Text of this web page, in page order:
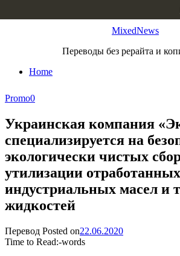
MixedNews
Переводы без рерайта и
Home
Promo0
Украинская компания
специализируется на
экологически чистых
утилизации
индустриальных масел и
жидкостей
Перевод Posted on22.06.2020
Time to Read:-words